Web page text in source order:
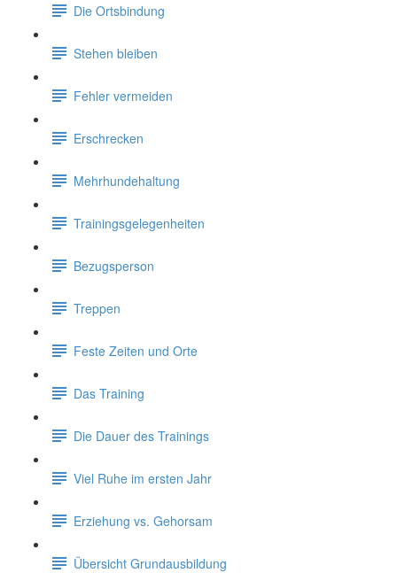
Die Ortsbindung
Stehen bleiben
Fehler vermeiden
Erschrecken
Mehrhundehaltung
Trainingsgelegenheiten
Bezugsperson
Treppen
Feste Zeiten und Orte
Das Training
Die Dauer des Trainings
Viel Ruhe im ersten Jahr
Erziehung vs. Gehorsam
Übersicht Grundausbildung